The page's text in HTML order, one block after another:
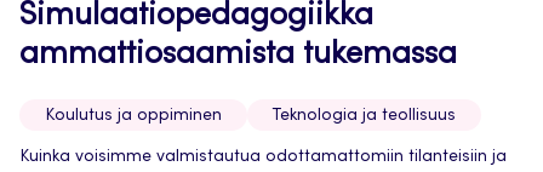
Simulaatiopedagogiikka
ammattiosaamista tukemassa
Koulutus ja oppiminen Teknologia ja teollisuus
Kuinka voisimme valmistautua odottamattomiin tilanteisiin ja